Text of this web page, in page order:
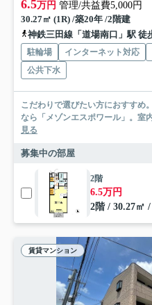
6.5万円 管理/共益費5,000円
30.27㎡ (1R) /築20年 /2階建
神鉄三田線「道場南口」駅 徒
駐輪場 インターネット対応
公共下水
こだわりで選びたい方におすすめ
なら「メゾンエスポワール」。室
見る
募集中の部屋
2階
6.5万円
2階 / 30.27㎡ /
賃貸マンション